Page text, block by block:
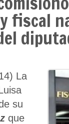
fiscal
La
su
que